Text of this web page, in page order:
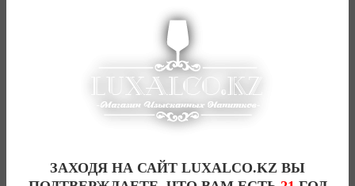
ЗАХОДЯ НА САЙТ LUXALCO.KZ ВЫ